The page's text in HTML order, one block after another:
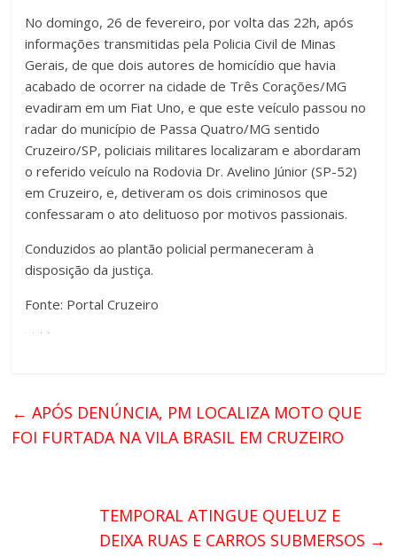
No domingo, 26 de fevereiro, por volta das 22h, após
informações transmitidas pela Policia Civil de Minas
Gerais, de que dois autores de homicídio que havia
acabado de ocorrer na cidade de Três Corações/MG
evadiram em um Fiat Uno, e que este veículo passou no
radar do município de Passa Quatro/MG sentido
Cruzeiro/SP, policiais militares localizaram e abordaram
o referido veículo na Rodovia Dr. Avelino Júnior (SP-52)
em Cruzeiro, e, detiveram os dois criminosos que
confessaram o ato delituoso por motivos passionais.
Conduzidos ao plantão policial permaneceram à
disposição da justiça.
Fonte: Portal Cruzeiro
← APÓS DENÚNCIA, PM LOCALIZA MOTO QUE
FOI FURTADA NA VILA BRASIL EM CRUZEIRO
TEMPORAL ATINGUE QUELUZ E
DEIXA RUAS E CARROS SUBMERSOS →